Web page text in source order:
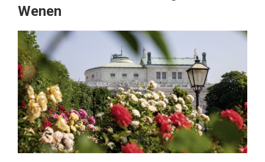
Wenen